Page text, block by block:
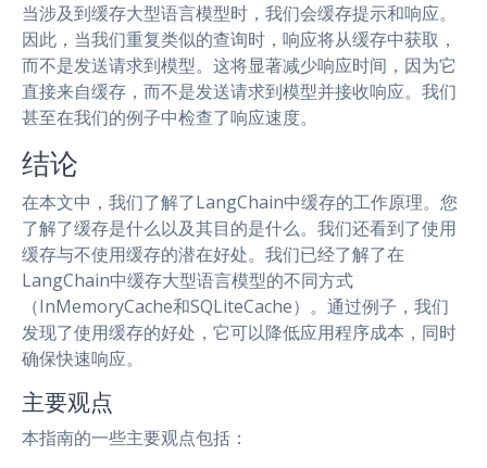
当涉及到缓存大型语言模型时，我们会缓存提示和响应。
因此，当我们重复类似的查询时，响应将从缓存中获取，
而不是发送请求到模型。这将显著减少响应时间，因为它
直接来自缓存，而不是发送请求到模型并接收响应。我们
甚至在我们的例子中检查了响应速度。
结论
在本文中，我们了解了LangChain中缓存的工作原理。您
了解了缓存是什么以及其目的是什么。我们还看到了使用
缓存与不使用缓存的潜在好处。我们已经了解了在
LangChain中缓存大型语言模型的不同方式
（InMemoryCache和SQLiteCache）。通过例子，我们
发现了使用缓存的好处，它可以降低应用程序成本，同时
确保快速响应。
主要观点
本指南的一些主要观点包括：